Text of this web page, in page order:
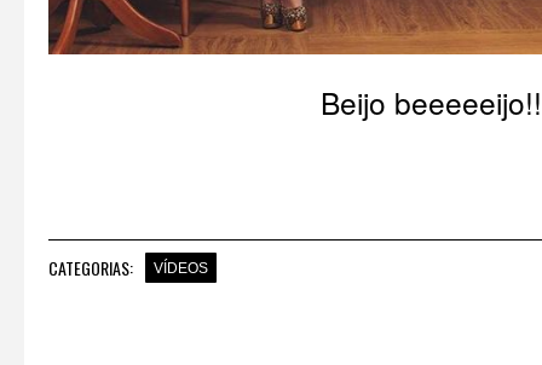
Beijo
CATEGORIAS: VÍDEOS